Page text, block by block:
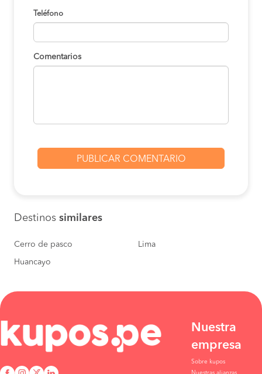
Teléfono
Comentarios
Destinos similares
Cerro de pasco Lima
Huancayo
Nuestra
empresa
Sobre kupos
Nuestras alianzas